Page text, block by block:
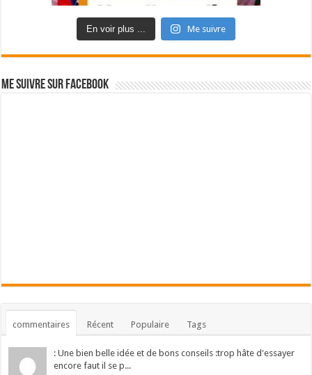
En voir plus ... Me suivre
Me suivre sur Facebook
commentaires Récent Populaire Tags
: Une bien belle idée et de bons conseils :trop hâte d'essayer
encore faut il se p...